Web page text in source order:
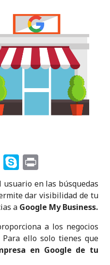
G
m
ai
l
S
k
y
p
e
ri
n
t
usuario en las búsquedas
dar visibilidad de tu
a Google My Business.
a los negocios
ello solo tienes que
en Google de tu